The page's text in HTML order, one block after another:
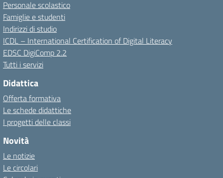
Personale scolastico
Famiglie e studenti
Indirizzi di studio
ICDL – International Certification of Digital Literacy
EDSC DigiComp 2.2
Tutti i servizi
Didattica
Offerta formativa
Le schede didattiche
I progetti delle classi
Novità
Le notizie
Le circolari